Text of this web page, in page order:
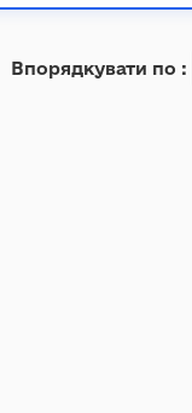
Впорядкувати по